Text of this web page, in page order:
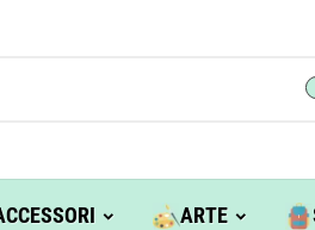
ARTE